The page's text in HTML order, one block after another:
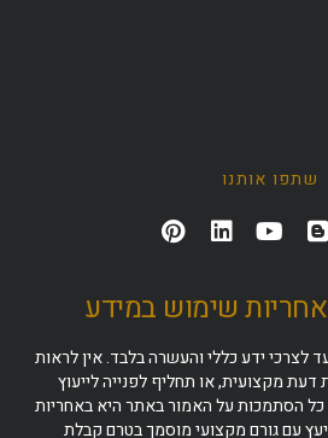
שתפו אותנו
שימוש במידע
לצרכי ידע כללי והעשרה בלבד. אין לראות
דעת מקצועית, או תחליף לפנייה לייעוץ
הסתמכות על האמור באתר היא באחריות
עם גורם מקצועי מוסמך בטרם קבלת